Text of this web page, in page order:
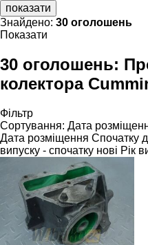
показати
Знайдено: 30 оголошень
Показати
30 оголошень:
колектора
Фільтр
Сортування: Дата
Дата розміщення Спочатку
випуску - спочатку нові Рік